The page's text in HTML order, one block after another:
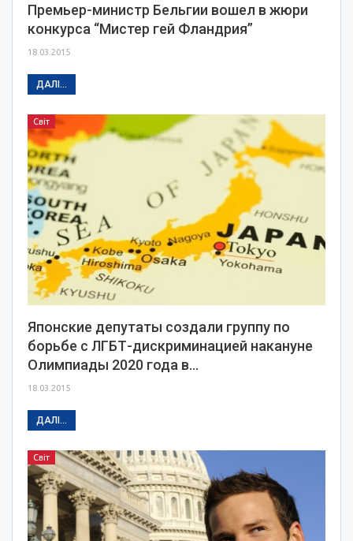
Премьер-министр Бельгии вошел в жюри
конкурса “Мистер гей Фландрия”
18.03.2015
ДАЛІ...
Світ
Японские депутаты создали группу по
борьбе с ЛГБТ-дискриминацией накануне
Олимпиады 2020 года в…
18.03.2015
ДАЛІ...
Світ